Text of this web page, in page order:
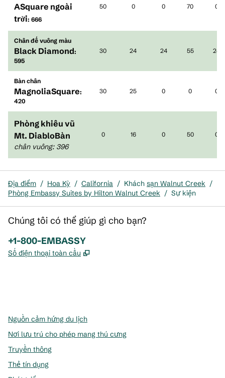
ASquare ngoài
trời: 666
50 0 0 70 0
Chân đế vuông màu
Black Diamond:
595
30 24 24 55 24
Bàn chân
MagnoliaSquare:
420
30 25 0 0 0
Phòng khiêu vũ
Mt. DiabloBàn
chân vuông: 396
0 16 0 50 0
Địa điểm / Hoa Kỳ / California / Khách sạn Walnut Creek /
Phòng Embassy Suites by Hilton Walnut Creek / Sự kiện
Chúng tôi có thể giúp gì cho bạn?
Điện thoại:
+1-800-EMBASSY
Số điện thoại toàn cầu ,
Nguồn cảm hứng du lịch
Nơi lưu trú cho phép mang thú cưng
Truyền thông
Thẻ tín dụng